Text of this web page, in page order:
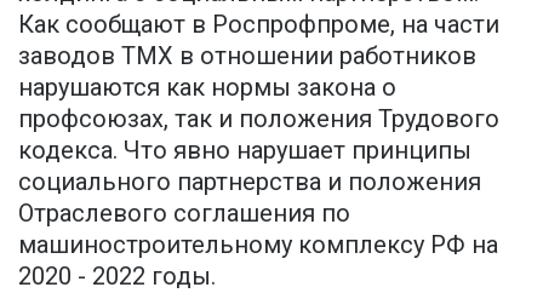
Как сообщают в Роспрофпроме, на части
заводов ТМХ в отношении работников
нарушаются как нормы закона о
профсоюзах, так и положения Трудового
кодекса. Что явно нарушает принципы
социального партнерства и положения
Отраслевого соглашения по
машиностроительному комплексу РФ на
2020 - 2022 годы.